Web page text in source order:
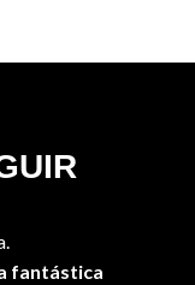
fantástica